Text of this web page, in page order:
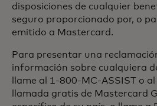
disposiciones de cualquier
seguro proporcionado por, o
emitido a Mastercard.
Para presentar una
información sobre cualquiera
llame al 1-800-MC-ASSIST o
llamada gratis de Mastercard